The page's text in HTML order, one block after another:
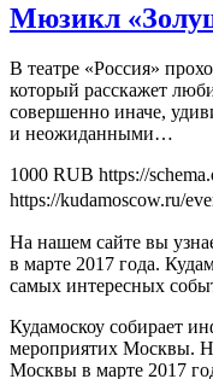
Мюзикл
В театре «Россия»
который расскажет
совершенно иначе,
и неожиданными…
1000 RUB https://
https://kudamoscow.ru/
На нашем сайте вы
в марте 2017 года.
самых интересных
Кудамоскоу собирает
мероприятих Москвы.
Москвы в марте 2017